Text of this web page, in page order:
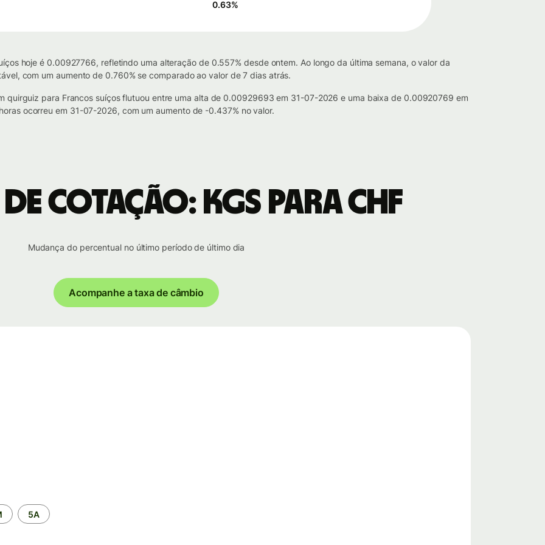
0.63%
hoje é 0.00927766, refletindo uma alteração de 0.557% desde ontem. Ao longo da última semana, o valor da
com um aumento de 0.760% se comparado ao valor de 7 dias atrás.
quirguiz para Francos suíços flutuou entre uma alta de 0.00929693 em 31-07-2026 e uma baixa de 0.00920769 em
ocorreu em 31-07-2026, com um aumento de -0.437% no valor.
cotação: KGS para CHF
Mudança do percentual no último período de último dia
Acompanhe a taxa de câmbio
5A